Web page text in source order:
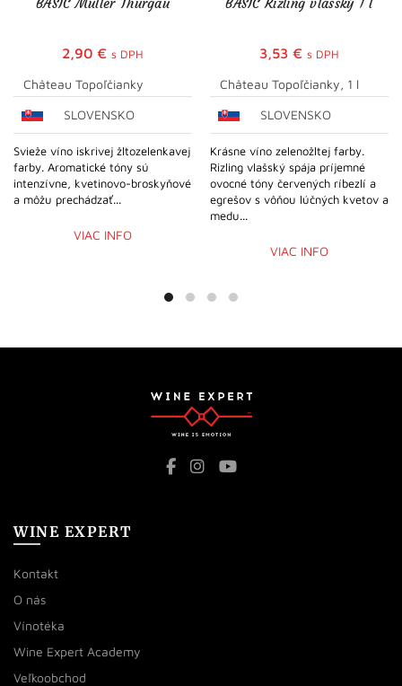
2,90 € s DPH
Château Topoľčianky
SLOVENSKO
Svieže víno iskrivej žltozelenkavej
farby. Aromatické tóny sú
intenzívne, kvetinovo-broskyňové
a môžu prechádzať...
VIAC INFO
3,53 € s DPH
Château Topoľčianky, 1 l
SLOVENSKO
Krásne víno zelenožltej farby.
Rizling vlašský spája príjemné
ovocné tóny červených ríbezlí a
egrešov s vôňou lúčných kvetov a
medu...
VIAC INFO
WINE EXPERT
Kontakt
O nás
Vínotéka
Wine Expert Academy
Veľkoobchod